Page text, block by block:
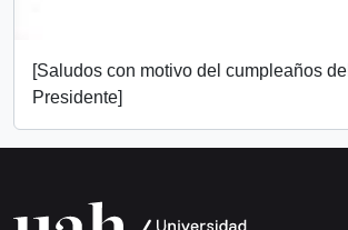
[Saludos con motivo del cumpleaños del
Presidente]